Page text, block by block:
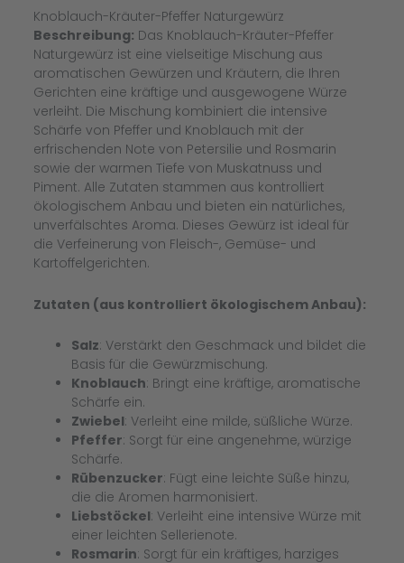
Knoblauch-Kräuter-Pfeffer Naturgewürz
Beschreibung: Das Knoblauch-Kräuter-Pfeffer
Naturgewürz ist eine vielseitige Mischung aus
aromatischen Gewürzen und Kräutern, die Ihren
Gerichten eine kräftige und ausgewogene Würze
verleiht. Die Mischung kombiniert die intensive
Schärfe von Pfeffer und Knoblauch mit der
erfrischenden Note von Petersilie und Rosmarin
sowie der warmen Tiefe von Muskatnuss und
Piment. Alle Zutaten stammen aus kontrolliert
ökologischem Anbau und bieten ein natürliches,
unverfälschtes Aroma. Dieses Gewürz ist ideal für
die Verfeinerung von Fleisch-, Gemüse- und
Kartoffelgerichten.
Zutaten (aus kontrolliert ökologischem Anbau):
Salz: Verstärkt den Geschmack und bildet die
Basis für die Gewürzmischung.
Knoblauch: Bringt eine kräftige, aromatische
Schärfe ein.
Zwiebel: Verleiht eine milde, süßliche Würze.
Pfeffer: Sorgt für eine angenehme, würzige
Schärfe.
Rübenzucker: Fügt eine leichte Süße hinzu,
die die Aromen harmonisiert.
Liebstöckel: Verleiht eine intensive Würze mit
einer leichten Sellerienote.
Rosmarin: Sorgt für ein kräftiges, harziges